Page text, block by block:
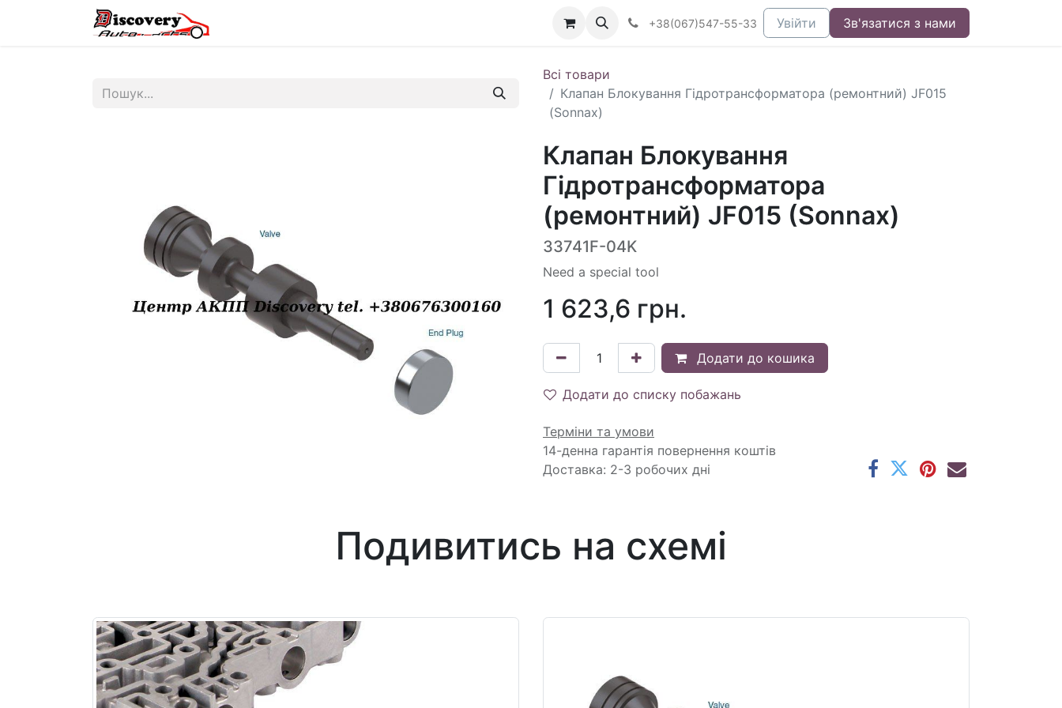
+38(067)547-55-33 Увійти Зв'язатися з нами
Всі товари
Клапан Блокування Гідротрансформатора (ремонтний) JF015
(Sonnax)
Клапан Блокування
Гідротрансформатора
(ремонтний) JF015 (Sonnax)
33741F-04K
Need a special tool
1 623,6 грн.
Додати до кошика
Додати до списку побажань
Терміни та умови
14-денна гарантія повернення коштів
Доставка: 2-3 робочих дні
Подивитись на схемі